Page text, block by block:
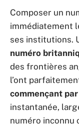
Composer un
immédiatement
ses institutions.
numéro
des frontières
l’ont
commençant
instantanée,
numéro inconnu